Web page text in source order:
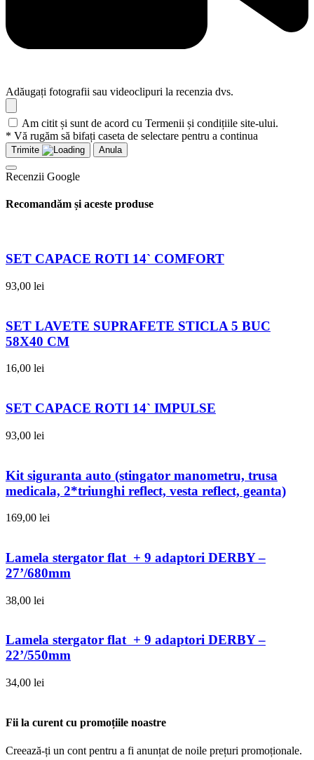
Adăugați fotografii sau videoclipuri la recenzia dvs.
Am citit și sunt de acord cu Termenii și condițiile site-ului.
* Vă rugăm să bifați caseta de selectare pentru a continua
Trimite Anula
Recenzii Google
Recomandăm și aceste produse
SET CAPACE ROTI 14` COMFORT
93,00 lei
SET LAVETE SUPRAFETE STICLA 5 BUC
58X40 CM
16,00 lei
SET CAPACE ROTI 14` IMPULSE
93,00 lei
Kit siguranta auto (stingator manometru, trusa
medicala, 2*triunghi reflect, vesta reflect, geanta)
169,00 lei
Lamela stergator flat + 9 adaptori DERBY –
27’/680mm
38,00 lei
Lamela stergator flat + 9 adaptori DERBY –
22’/550mm
34,00 lei
Fii la curent cu promoțiile noastre
Creează-ți un cont pentru a fi anunțat de noile prețuri promoționale.